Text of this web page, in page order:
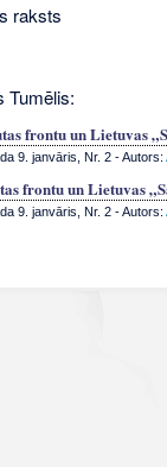
raksts
Tumēlis:
frontu un Lietuvas
9. janvāris, Nr. 2- Autors:
frontu un Lietuvas
9. janvāris, Nr. 2- Autors: